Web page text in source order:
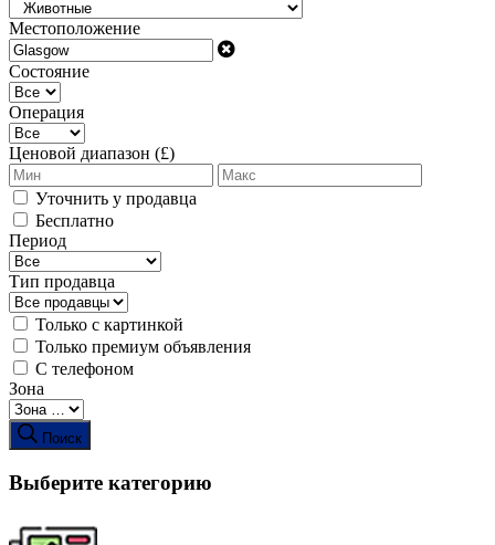
Местоположение
Состояние
Операция
Ценовой диапазон (£)
Уточнить у продавца
Бесплатно
Период
Тип продавца
Только с картинкой
Только премиум объявления
С телефоном
Зона
Поиск
Выберите категорию